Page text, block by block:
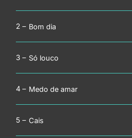
Bom dia
Só louco
Medo de amar
Cais